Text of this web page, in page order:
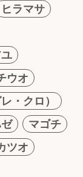
ヒラマサ
ウオ
・クロ）
マゴチ
ツオ